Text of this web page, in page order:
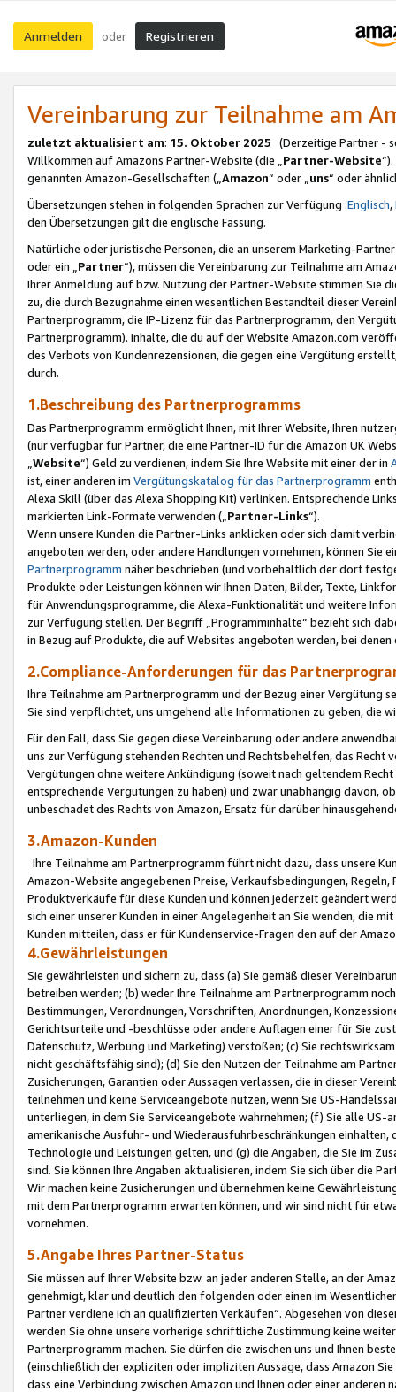
Anmelden oder Registrieren
Vereinbarung zur Teilnahme am
zuletzt aktualisiert am: 15. Oktober 2025 (Derzeitige Partner -
Willkommen auf Amazons Partner-Website (die „Partner-Website
genannten Amazon-Gesellschaften („Amazon“ oder „uns“ oder
Übersetzungen stehen in folgenden Sprachen zur Verfügung :Englisch,
den Übersetzungen gilt die englische Fassung.
Natürliche oder juristische Personen, die an unserem Marketing-
oder ein „Partner“), müssen die Vereinbarung zur Teilnahme am
Ihrer Anmeldung auf bzw. Nutzung der Partner-Website stimmen Sie
zu, die durch Bezugnahme einen wesentlichen Bestandteil dieser
Partnerprogramm, die IP-Lizenz für das Partnerprogramm, den
Partnerprogramm). Inhalte, die du auf der Website Amazon.com
des Verbots von Kundenrezensionen, die gegen eine Vergütung
durch.
1.Beschreibung des Partnerprogramms
Das Partnerprogramm ermöglicht Ihnen, mit Ihrer Website, Ihren
(nur verfügbar für Partner, die eine Partner-ID für die Amazon UK
Website“) Geld zu verdienen, indem Sie Ihre Website mit einer der in
ist, einer anderen im Vergütungskatalog für das Partnerprogramm
Alexa Skill (über das Alexa Shopping Kit) verlinken. Entsprechende
markierten Link-Formate verwenden („ Partner-Links“).
Wenn unsere Kunden die Partner-Links anklicken oder sich damit
angeboten werden, oder andere Handlungen vornehmen, können Sie
Partnerprogramm näher beschrieben (und vorbehaltlich der dort
Produkte oder Leistungen können wir Ihnen Daten, Bilder, Texte,
für Anwendungsprogramme, die Alexa-Funktionalität und weitere
zur Verfügung stellen. Der Begriff „Programminhalte“ bezieht sich
in Bezug auf Produkte, die auf Websites angeboten werden, bei
2.Compliance-Anforderungen für das
Ihre Teilnahme am Partnerprogramm und der Bezug einer Vergütung
Sie sind verpflichtet, uns umgehend alle Informationen zu geben, die
Für den Fall, dass Sie gegen diese Vereinbarung oder andere
uns zur Verfügung stehenden Rechten und Rechtsbehelfen, das
Vergütungen ohne weitere Ankündigung (soweit nach geltendem
entsprechende Vergütungen zu haben) und zwar unabhängig davon,
unbeschadet des Rechts von Amazon, Ersatz für darüber
3.Amazon-Kunden
Ihre Teilnahme am Partnerprogramm führt nicht dazu, dass unsere
Amazon-Website angegebenen Preise, Verkaufsbedingungen,
Produktverkäufe für diese Kunden und können jederzeit geändert
sich einer unserer Kunden in einer Angelegenheit an Sie wenden, die
Kunden mitteilen, dass er für Kundenservice-Fragen den auf der
4.Gewährleistungen
Sie gewährleisten und sichern zu, dass (a) Sie gemäß dieser
betreiben werden; (b) weder Ihre Teilnahme am Partnerprogramm
Bestimmungen, Verordnungen, Vorschriften, Anordnungen,
Gerichtsurteile und -beschlüsse oder andere Auflagen einer für Sie
Datenschutz, Werbung und Marketing) verstoßen; (c) Sie
nicht geschäftsfähig sind); (d) Sie den Nutzen der Teilnahme am
Zusicherungen, Garantien oder Aussagen verlassen, die in dieser
teilnehmen und keine Serviceangebote nutzen, wenn Sie US-
unterliegen, in dem Sie Serviceangebote wahrnehmen; (f) Sie alle
amerikanische Ausfuhr- und Wiederausfuhrbeschränkungen
Technologie und Leistungen gelten, und (g) die Angaben, die Sie im
sind. Sie können Ihre Angaben aktualisieren, indem Sie sich über die
Wir machen keine Zusicherungen und übernehmen keine
mit dem Partnerprogramm erwarten können, und wir sind nicht für
vornehmen.
5.Angabe Ihres Partner-Status
Sie müssen auf Ihrer Website bzw. an jeder anderen Stelle, an der
genehmigt, klar und deutlich den folgenden oder einen im
Partner verdiene ich an qualifizierten Verkäufen“. Abgesehen von
werden Sie ohne unsere vorherige schriftliche Zustimmung keine
Partnerprogramm machen. Sie dürfen die zwischen uns und Ihnen
(einschließlich der expliziten oder impliziten Aussage, dass Amazon
dass eine Verbindung zwischen Amazon und Ihnen oder einer